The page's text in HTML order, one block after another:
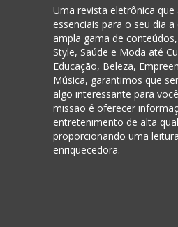
Uma revista eletrônica
essenciais para o seu dia a
ampla gama de
Style, Saúde e Moda até
Educação, Beleza,
Música, garantimos que
algo interessante para
missão é oferecer
entretenimento de alta
proporcionando uma
enriquecedora.